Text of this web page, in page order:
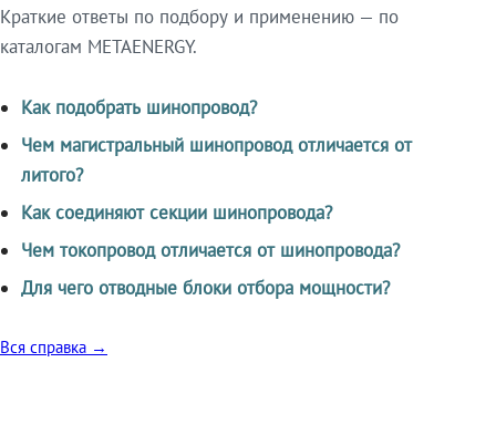
Краткие ответы по подбору и применению — по
каталогам METAENERGY.
Как подобрать шинопровод?
Чем магистральный шинопровод отличается от
литого?
Как соединяют секции шинопровода?
Чем токопровод отличается от шинопровода?
Для чего отводные блоки отбора мощности?
Вся справка →